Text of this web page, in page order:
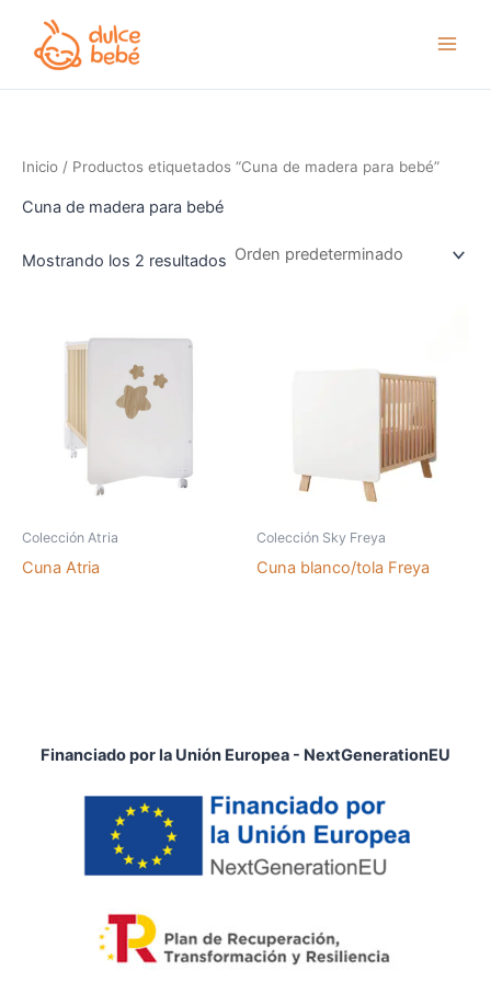
contenido
Inicio / Productos etiquetados “Cuna de madera para bebé”
Cuna de madera para bebé
Mostrando los 2 resultados
Colección Atria
Cuna Atria
Colección Sky Freya
Cuna blanco/tola Freya
Financiado por la Unión Europea - NextGenerationEU